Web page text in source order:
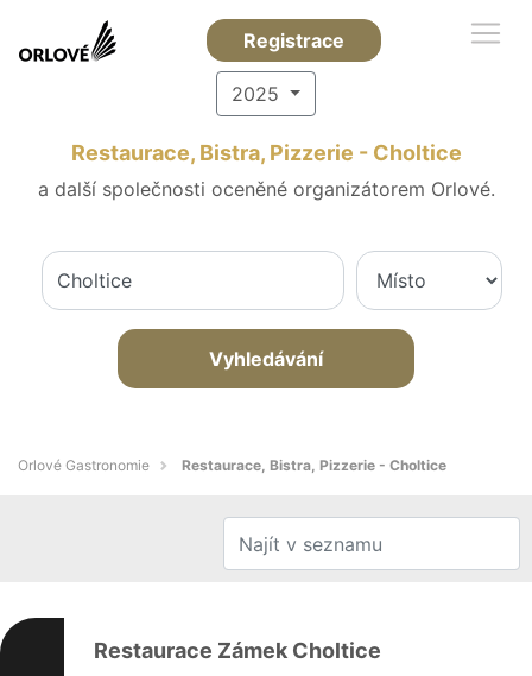
Registrace
2025
Restaurace, Bistra, Pizzerie - Choltice
a další společnosti oceněné organizátorem Orlové.
Vyhledávání
Orlové Gastronomie Restaurace, Bistra, Pizzerie - Choltice
Restaurace Zámek Choltice